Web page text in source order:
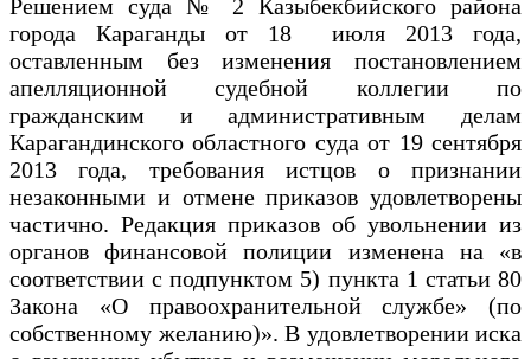
Решением суда № 2 Казыбекбийского района
города Караганды от 18 июля 2013 года,
оставленным без изменения постановлением
апелляционной судебной коллегии по
гражданским и административным делам
Карагандинского областного суда от 19 сентября
2013 года, требования истцов о признании
незаконными и отмене приказов удовлетворены
частично. Редакция приказов об увольнении из
органов финансовой полиции изменена на «в
соответствии с подпунктом 5) пункта 1 статьи 80
Закона «О правоохранительной службе» (по
собственному желанию)». В удовлетворении иска